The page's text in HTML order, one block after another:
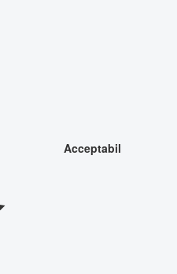
Acceptabil